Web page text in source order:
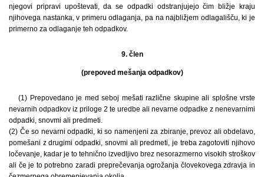
njegovi pripravi upoštevati, da se odpadki odstranjujejo čim bližje kraju
njihovega nastanka, v primeru odlaganja, pa na najbližjem odlagališču, ki je
primerno za odlaganje teh odpadkov.
9. člen
(prepoved mešanja odpadkov)
(1) Prepovedano je med seboj mešati različne skupine ali splošne vrste
nevarnih odpadkov iz priloge 2 te uredbe ali nevarne odpadke z nenevarnimi
odpadki, snovmi ali predmeti.
(2) Če so nevarni odpadki, ki so namenjeni za zbiranje, prevoz ali obdelavo,
pomešani z drugimi odpadki, snovmi ali predmeti, je treba zagotoviti njihovo
ločevanje, kadar je to tehnično izvedljivo brez nesorazmerno visokih stroškov
ali če je to potrebno zaradi preprečevanja ogrožanja človekovega zdravja in